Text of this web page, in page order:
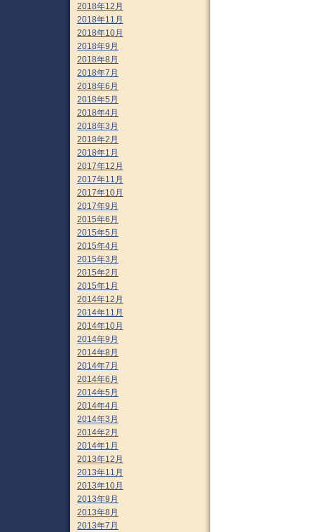
2018年12月
2018年11月
2018年10月
2018年9月
2018年8月
2018年7月
2018年6月
2018年5月
2018年4月
2018年3月
2018年2月
2018年1月
2017年12月
2017年11月
2017年10月
2017年9月
2015年6月
2015年5月
2015年4月
2015年3月
2015年2月
2015年1月
2014年12月
2014年11月
2014年10月
2014年9月
2014年8月
2014年7月
2014年6月
2014年5月
2014年4月
2014年3月
2014年2月
2014年1月
2013年12月
2013年11月
2013年10月
2013年9月
2013年8月
2013年7月